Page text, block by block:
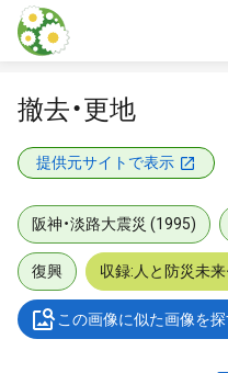
本文に飛ぶ
撤去・更地
提供元サイトで表示
阪神・淡路大震災 (1995)
復興 収録:人と防災未
この画像に似た画像を探